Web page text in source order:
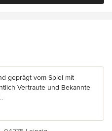
von 5 Sternen
geprägt vom Spiel mit
Vertraute und Bekannte